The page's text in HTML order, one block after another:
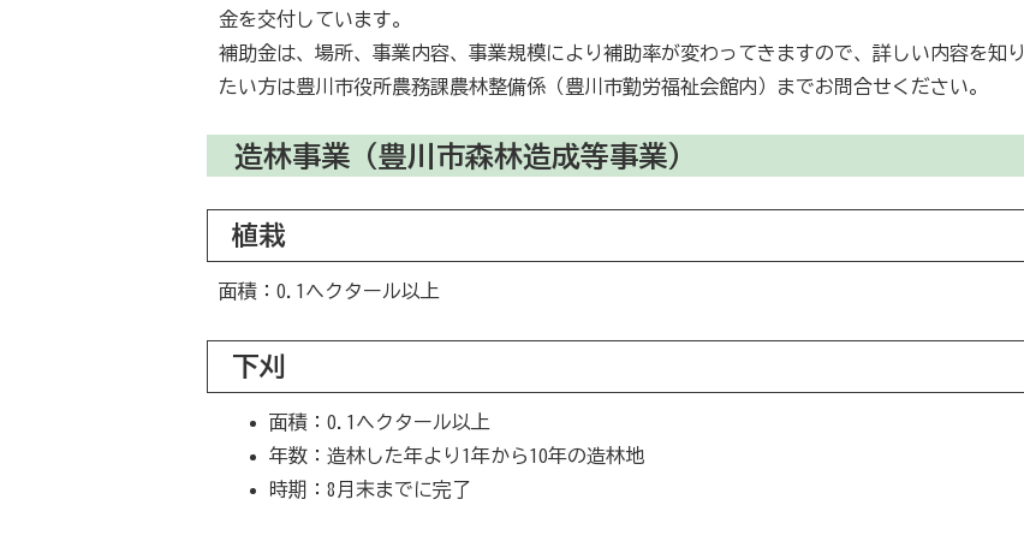
金を交付しています。
補助金は、場所、事業内容、事業規模により補助率が変わってきますので、詳しい内容を知り
たい方は豊川市役所農務課農林整備係（豊川市勤労福祉会館内）までお問合せください。
造林事業（豊川市森林造成等事業）
植栽
面積：0.1ヘクタール以上
下刈
面積：0.1ヘクタール以上
年数：造林した年より1年から10年の造林地
時期：8月末までに完了